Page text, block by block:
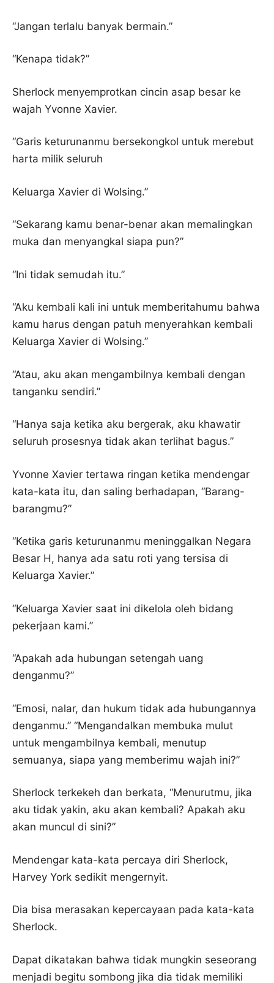
“Jangan terlalu banyak bermain.”
“Kenapa tidak?”
Sherlock menyemprotkan cincin asap besar ke
wajah Yvonne Xavier.
“Garis keturunanmu bersekongkol untuk merebut
harta milik seluruh
Keluarga Xavier di Wolsing.”
“Sekarang kamu benar-benar akan memalingkan
muka dan menyangkal siapa pun?”
“Ini tidak semudah itu.”
“Aku kembali kali ini untuk memberitahumu bahwa
kamu harus dengan patuh menyerahkan kembali
Keluarga Xavier di Wolsing.”
“Atau, aku akan mengambilnya kembali dengan
tanganku sendiri.”
“Hanya saja ketika aku bergerak, aku khawatir
seluruh prosesnya tidak akan terlihat bagus.”
Yvonne Xavier tertawa ringan ketika mendengar
kata-kata itu, dan saling berhadapan, “Barang-
barangmu?”
“Ketika garis keturunanmu meninggalkan Negara
Besar H, hanya ada satu roti yang tersisa di
Keluarga Xavier.”
“Keluarga Xavier saat ini dikelola oleh bidang
pekerjaan kami.”
“Apakah ada hubungan setengah uang
denganmu?”
“Emosi, nalar, dan hukum tidak ada hubungannya
denganmu.” “Mengandalkan membuka mulut
untuk mengambilnya kembali, menutup
semuanya, siapa yang memberimu wajah ini?”
Sherlock terkekeh dan berkata, “Menurutmu, jika
aku tidak yakin, aku akan kembali? Apakah aku
akan muncul di sini?”
Mendengar kata-kata percaya diri Sherlock,
Harvey York sedikit mengernyit.
Dia bisa merasakan kepercayaan pada kata-kata
Sherlock.
Dapat dikatakan bahwa tidak mungkin seseorang
menjadi begitu sombong jika dia tidak memiliki